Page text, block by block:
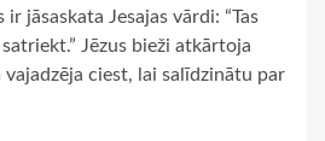
ir jāsaskata Jesajas vārdi: “Tas
Jēzus bieži atkārtoja
ciest, lai salīdzinātu par